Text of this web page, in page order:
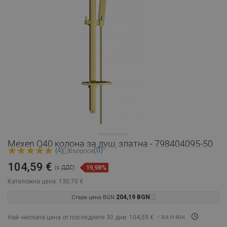
Mexen Q40 колона за душ, златна - 798404095-50
(4) Въпроси(0)
Каталожна цена: 130,70 €
104,59 € (с ДДС) 19,98%
Стара цена BGN:204,19 BGN
Най -ниската цена от последните 30 дни: 104,59 € / 204,19 BGN